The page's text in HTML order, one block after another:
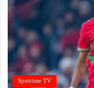
Sportime TV